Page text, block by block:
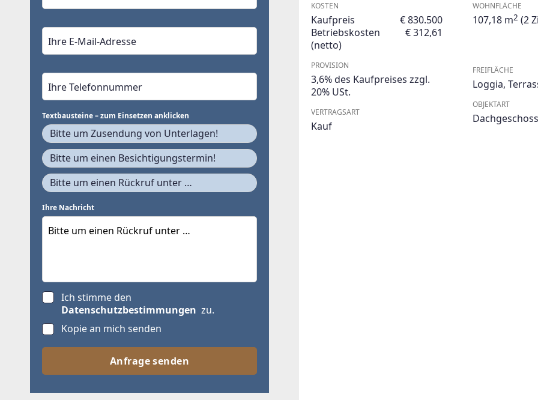
KOSTEN
Kaufpreis
€ 830.500
Betriebskosten
(netto)
€ 312,61
PROVISION
3,6% des Kaufpreises zzgl.
20% USt.
VERTRAGSART
Kauf
WOHNFLÄCHE
107,18 m2 (2
FREIFLÄCHE
Loggia,
OBJEKTART
Textbausteine – zum Einsetzen anklicken
Bitte um Zusendung von Unterlagen!
Bitte um einen Besichtigungstermin!
Bitte um einen Rückruf unter …
Ihre Nachricht
Ich stimme den
Datenschutzbestimmungen zu.
Kopie an mich senden
Anfrage senden